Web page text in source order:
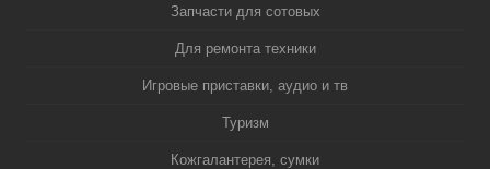
Запчасти для сотовых
Для ремонта техники
Игровые приставки, аудио и тв
Туризм
Кожгалантерея, сумки